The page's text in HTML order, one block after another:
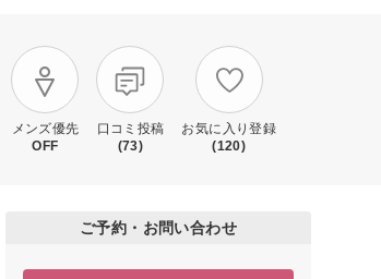
メンズ優先
OFF
口コミ投稿
(73)
お気に入り登録
(120)
ご予約・お問い合わせ